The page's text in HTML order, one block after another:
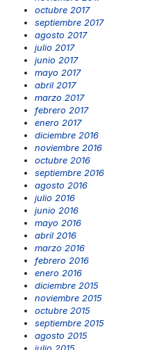
octubre 2017
septiembre 2017
agosto 2017
julio 2017
junio 2017
mayo 2017
abril 2017
marzo 2017
febrero 2017
enero 2017
diciembre 2016
noviembre 2016
octubre 2016
septiembre 2016
agosto 2016
julio 2016
junio 2016
mayo 2016
abril 2016
marzo 2016
febrero 2016
enero 2016
diciembre 2015
noviembre 2015
octubre 2015
septiembre 2015
agosto 2015
julio 2015